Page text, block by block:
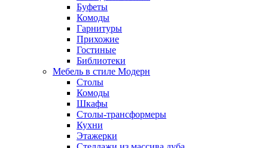
Буфеты
Комоды
Гарнитуры
Прихожие
Гостиные
Библиотеки
Мебель в стиле Модерн
Столы
Комоды
Шкафы
Столы-трансформеры
Кухни
Этажерки